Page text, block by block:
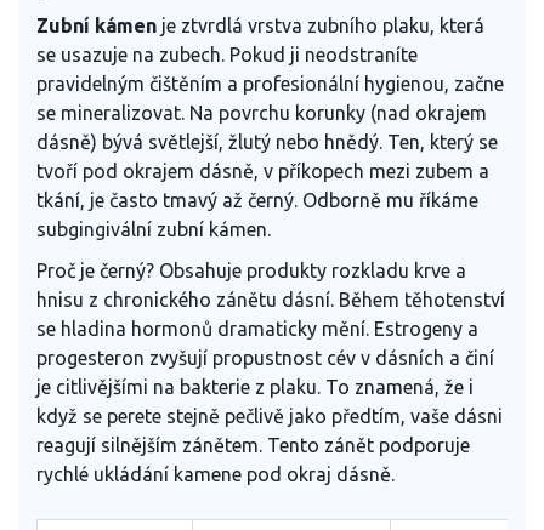
Zubní kámen je ztvrdlá vrstva zubního plaku, která
se usazuje na zubech. Pokud ji neodstraníte
pravidelným čištěním a profesionální hygienou, začne
se mineralizovat. Na povrchu korunky (nad okrajem
dásně) bývá světlejší, žlutý nebo hnědý. Ten, který se
tvoří pod okrajem dásně, v příkopech mezi zubem a
tkání, je často tmavý až černý. Odborně mu říkáme
subgingivální zubní kámen.
Proč je černý? Obsahuje produkty rozkladu krve a
hnisu z chronického zánětu dásní. Během těhotenství
se hladina hormonů dramaticky mění. Estrogeny a
progesteron zvyšují propustnost cév v dásních a činí
je citlivějšími na bakterie z plaku. To znamená, že i
když se perete stejně pečlivě jako předtím, vaše dásni
reagují silnějším zánětem. Tento zánět podporuje
rychlé ukládání kamene pod okraj dásně.